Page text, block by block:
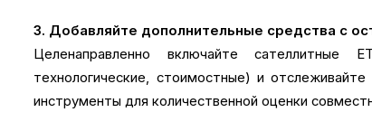
3. Добавляйте дополнительные средства с
Целенаправленно включайте сателлитные
технологические, стоимостные) и
инструменты для количественной оценки